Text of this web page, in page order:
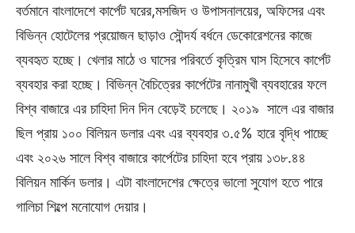
বর্তমানে বাংলাদেশে কার্পেট ঘরের,মসজিদ ও উপাসনালয়ের, অফিসের এবং
বিভিন্ন হোটেলের প্রয়োজন ছাড়াও সৌন্দর্য বর্ধনে ডেকোরেশনের কাজে
ব্যবহৃত হচ্ছে। খেলার মাঠে ও ঘাসের পরিবর্তে কৃত্রিম ঘাস হিসেবে কার্পেট
ব্যবহার করা হচ্ছে। বিভিন্ন বৈচিত্রের কার্পেটের নানামুখী ব্যবহারের ফলে
বিশ্ব বাজারে এর চাহিদা দিন দিন বেড়েই চলেছে। ২০১৯ সালে এর বাজার
ছিল প্রায় ১০০ বিলিয়ন ডলার এবং এর ব্যবহার ৩.৫% হারে বৃদ্ধি পাচ্ছে
এবং ২০২৬ সালে বিশ্ব বাজারে কার্পেটের চাহিদা হবে প্রায় ১৩৮.৪৪
বিলিয়ন মার্কিন ডলার। এটা বাংলাদেশের ক্ষেত্রে ভালো সুযোগ হতে পারে
গালিচা শিল্পে মনোযোগ দেয়ার।